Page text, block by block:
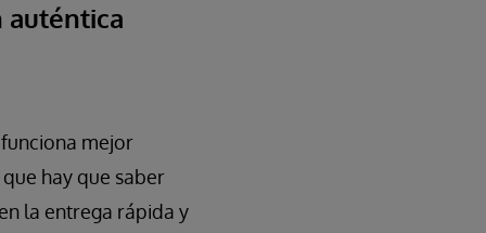
auténtica
mejor
hay que saber
la entrega rápida y